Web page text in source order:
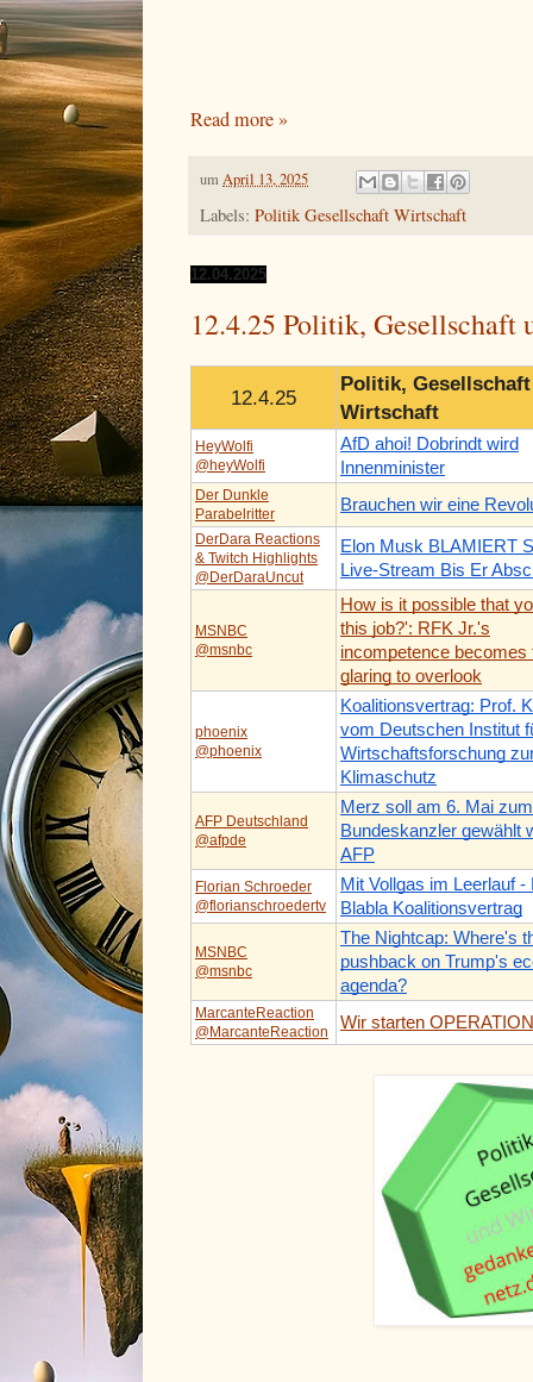
Read more »
umApril 13, 2025
Labels: Politik Gesellschaft Wirtschaft
12.04.2025
12.4.25 Politik, Gesellschaft
12.4.25
Politik,
Wirtschaft
HeyWolfi
@heyWolfi
AfD ahoi! Dobrindt wird
Innenminister
Der Dunkle
Parabelritter
Brauchen wir eine
DerDara Reactions
& Twitch Highlights
@DerDaraUncut
Elon Musk BLAMIERT
Live-Stream Bis Er
MSNBC
@msnbc
How is it possible that
this job?': RFK Jr.'s
incompetence becomes
glaring to overlook
phoenix
@phoenix
Koalitionsvertrag: Prof.
vom Deutschen Institut
Wirtschaftsforschung
Klimaschutz
AFP Deutschland
@afpde
Merz soll am 6. Mai zum
Bundeskanzler gewählt
AFP
Florian Schroeder
@florianschroedertv
Mit Vollgas im Leerlauf -
Blabla Koalitionsvertrag
MSNBC
@msnbc
The Nightcap: Where's
pushback on Trump's
agenda?
MarcanteReaction
@MarcanteReaction
Wir starten